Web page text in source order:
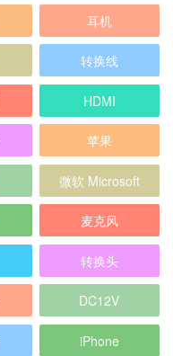
耳机
转换线
HDMI
苹果
微软 Microsoft
麦克风
转换头
DC12V
iPhone